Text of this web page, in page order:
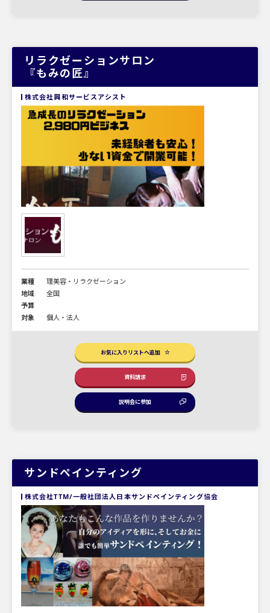
リラクゼーションサロン
『もみの匠』
株式会社興和サービスアシスト
業種
理美容・リラクゼーション
地域
全国
予算
対象
個人・法人
お気に入りリストへ追加
資料請求
説明会に参加
サンドペインティング
株式会社TTM/一般社団法人日本サンドペインティング協会